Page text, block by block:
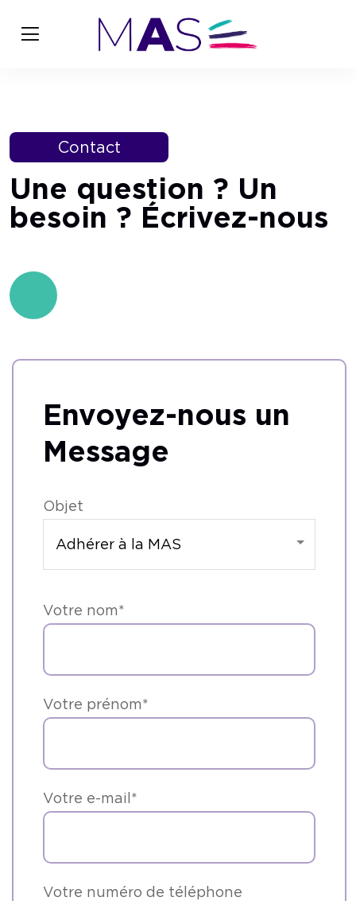
Contact
Une question ? Un
besoin ? Écrivez-nous
Envoyez-nous un
Message
Objet
Votre nom*
Votre prénom*
Votre e-mail*
Votre numéro de téléphone